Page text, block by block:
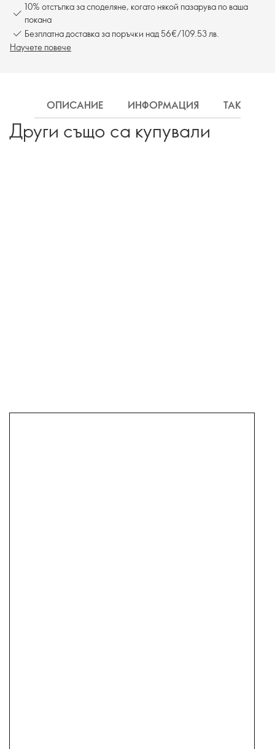
10% отстъпка за споделяне, когато някой пазарува по ваша
покана
Безплатна доставка за поръчки над 56€/109.53 лв.
Научете повече
ОПИСАНИЕ ИНФОРМАЦИЯ ТАКСА
Други също са купували